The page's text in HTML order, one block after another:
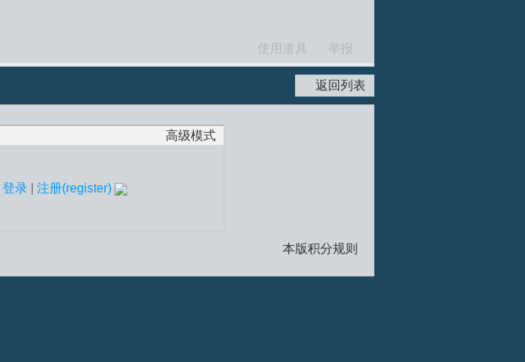
使用道具 举报
返回列表
高级模式
登录 注册(register)
本版积分规则